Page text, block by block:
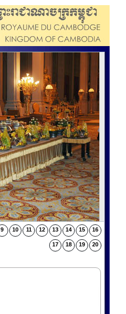
9 10 11 12 13 14 15 16
17 18 19 20